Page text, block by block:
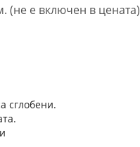
(не е включен в цената)
сглобени.